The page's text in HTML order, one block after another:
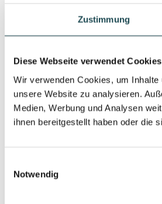
Zustimmung
Diese Webseite verwendet Cookies
Wir verwenden Cookies, um
unsere Website zu analysieren.
Medien, Werbung und Analysen
ihnen bereitgestellt haben oder die
Notwendig